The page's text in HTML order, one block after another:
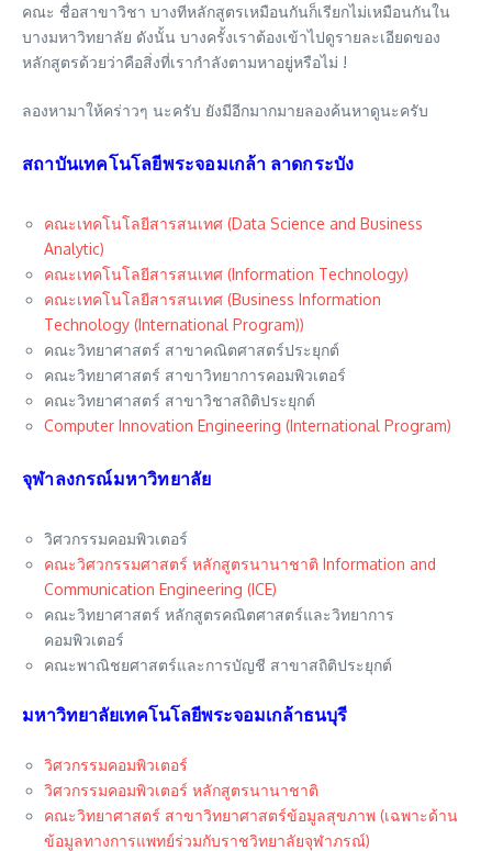
คณะ ชื่อสาขาวิชา บางทีหลักสูตรเหมือนกันก็เรียกไม่เหมือนกันใน
บางมหาวิทยาลัย ดังนั้น บางครั้งเราต้องเข้าไปดูรายละเอียดของ
หลักสูตรด้วยว่าคือสิ่งที่เรากำลังตามหาอยู่หรือไม่ !
ลองหามาให้คร่าวๆ นะครับ ยังมีอีกมากมายลองค้นหาดูนะครับ
สถาบันเทคโนโลยีพระจอมเกล้า ลาดกระบัง
คณะเทคโนโลยีสารสนเทศ (Data Science and Business
Analytic)
คณะเทคโนโลยีสารสนเทศ (Information Technology)
คณะเทคโนโลยีสารสนเทศ (Business Information
Technology (International Program))
คณะวิทยาศาสตร์ สาขาคณิตศาสตร์ประยุกต์
คณะวิทยาศาสตร์ สาขาวิทยาการคอมพิวเตอร์
คณะวิทยาศาสตร์ สาขาวิชาสถิติประยุกต์
Computer Innovation Engineering (International Program)
จุฬาลงกรณ์มหาวิทยาลัย
วิศวกรรมคอมพิวเตอร์
คณะวิศวกรรมศาสตร์ หลักสูตรนานาชาติ Information and
Communication Engineering (ICE)
คณะวิทยาศาสตร์ หลักสูตรคณิตศาสตร์และวิทยาการ
คอมพิวเตอร์
คณะพาณิชยศาสตร์และการบัญชี สาขาสถิติประยุกต์
มหาวิทยาลัยเทคโนโลยีพระจอมเกล้าธนบุรี
วิศวกรรมคอมพิวเตอร์
วิศวกรรมคอมพิวเตอร์ หลักสูตรนานาชาติ
คณะวิทยาศาสตร์ สาขาวิทยาศาสตร์ข้อมูลสุขภาพ (เฉพาะด้าน
ข้อมูลทางการแพทย์ร่วมกับราชวิทยาลัยจุฬาภรณ์)